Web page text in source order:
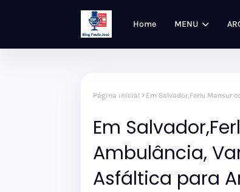
Home MENU
Página inicial Em Salvador,Ferlu Mansur
Em
Ambulância,
Asfáltica para